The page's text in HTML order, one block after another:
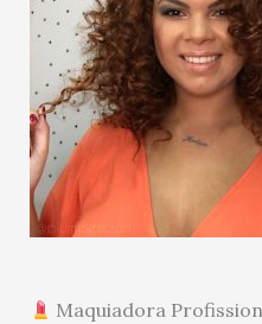
Maquiadora